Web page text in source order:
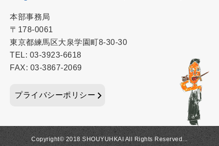
本部事務局
〒178-0061
東京都練馬区大泉学園町8-30-30
TEL: 03-3923-6618
FAX: 03-3867-2069
プライバシーポリシー
Copyright© 2018 SHOUYUHKAI All Rights Reserved...